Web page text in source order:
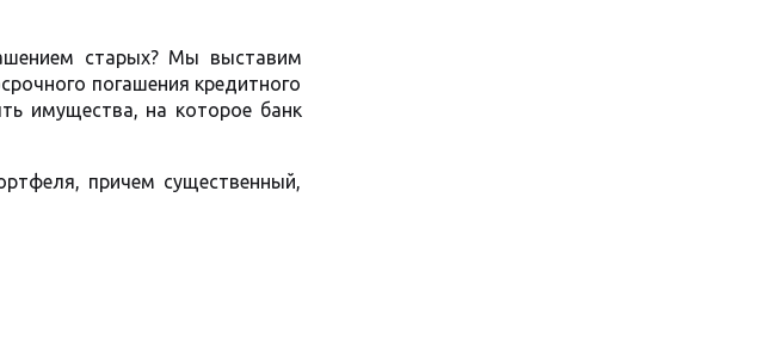
старых? Мы выставим
погашения кредитного
имущества, на которое банк
причем существенный,